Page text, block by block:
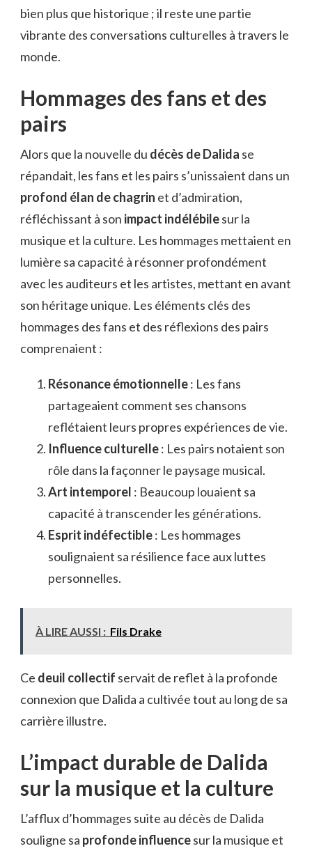
bien plus que historique ; il reste une partie
vibrante des conversations culturelles à travers le
monde.
Hommages des fans et des
pairs
Alors que la nouvelle du décès de Dalida se
répandait, les fans et les pairs s’unissaient dans un
profond élan de chagrin et d’admiration,
réfléchissant à son impact indélébilesur la
musique et la culture. Les hommages mettaient en
lumière sa capacité à résonner profondément
avec les auditeurs et les artistes, mettant en avant
son héritage unique. Les éléments clés des
hommages des fans et des réflexions des pairs
comprenaient :
Résonance émotionnelle: Les fans
partageaient comment ses chansons
reflétaient leurs propres expériences de vie.
Influence culturelle: Les pairs notaient son
rôle dans la façonner le paysage musical.
Art intemporel : Beaucoup louaient sa
capacité à transcender les générations.
Esprit indéfectible: Les hommages
soulignaient sa résilience face aux luttes
personnelles.
À LIRE AUSSI : Fils Drake
Ce deuil collectif servait de reflet à la profonde
connexion que Dalida a cultivée tout au long de sa
carrière illustre.
L’impact durable de Dalida
sur la musique et la culture
L’afflux d’hommages suite au décès de Dalida
souligne sa profonde influencesur la musique et